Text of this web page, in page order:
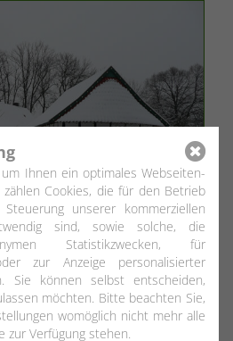
Ihnen ein optimales Webseiten-
Cookies, die für den Betrieb
unserer kommerziellen
sind, sowie solche, die
Statistikzwecken, für
zur Anzeige personalisierter
Sie können selbst entscheiden,
möchten. Bitte beachten Sie,
womöglich nicht mehr alle
zur Verfügung stehen.